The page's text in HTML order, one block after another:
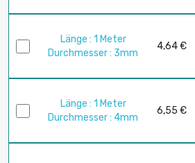
Länge : 1 Meter
Durchmesser : 3mm
4,64 €
Länge : 1 Meter
Durchmesser : 4mm
6,55 €